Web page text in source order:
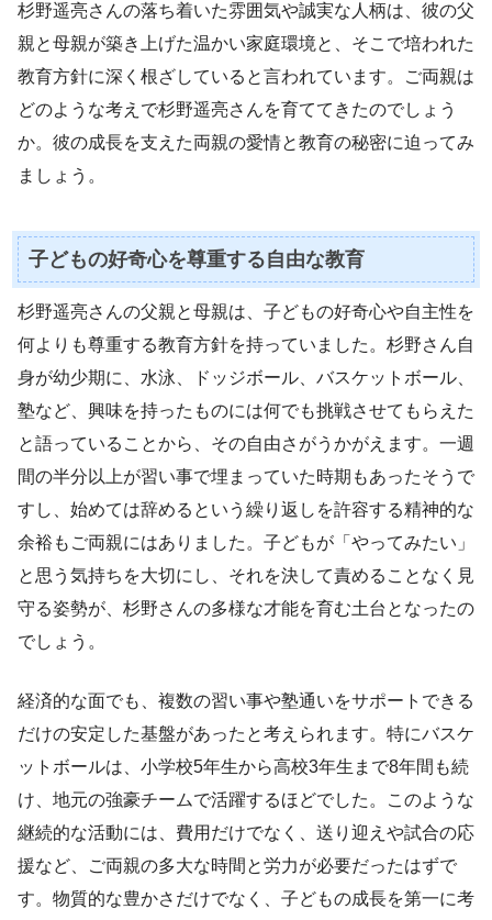
杉野遥亮さんの落ち着いた雰囲気や誠実な人柄は、彼の父
親と母親が築き上げた温かい家庭環境と、そこで培われた
教育方針に深く根ざしていると言われています。ご両親は
どのような考えで杉野遥亮さんを育ててきたのでしょう
か。彼の成長を支えた両親の愛情と教育の秘密に迫ってみ
ましょう。
子どもの好奇心を尊重する自由な教育
杉野遥亮さんの父親と母親は、子どもの好奇心や自主性を
何よりも尊重する教育方針を持っていました。杉野さん自
身が幼少期に、水泳、ドッジボール、バスケットボール、
塾など、興味を持ったものには何でも挑戦させてもらえた
と語っていることから、その自由さがうかがえます。一週
間の半分以上が習い事で埋まっていた時期もあったそうで
すし、始めては辞めるという繰り返しを許容する精神的な
余裕もご両親にはありました。子どもが「やってみたい」
と思う気持ちを大切にし、それを決して責めることなく見
守る姿勢が、杉野さんの多様な才能を育む土台となったの
でしょう。
経済的な面でも、複数の習い事や塾通いをサポートできる
だけの安定した基盤があったと考えられます。特にバスケ
ットボールは、小学校5年生から高校3年生まで8年間も続
け、地元の強豪チームで活躍するほどでした。このような
継続的な活動には、費用だけでなく、送り迎えや試合の応
援など、ご両親の多大な時間と労力が必要だったはずで
す。物質的な豊かさだけでなく、子どもの成長を第一に考